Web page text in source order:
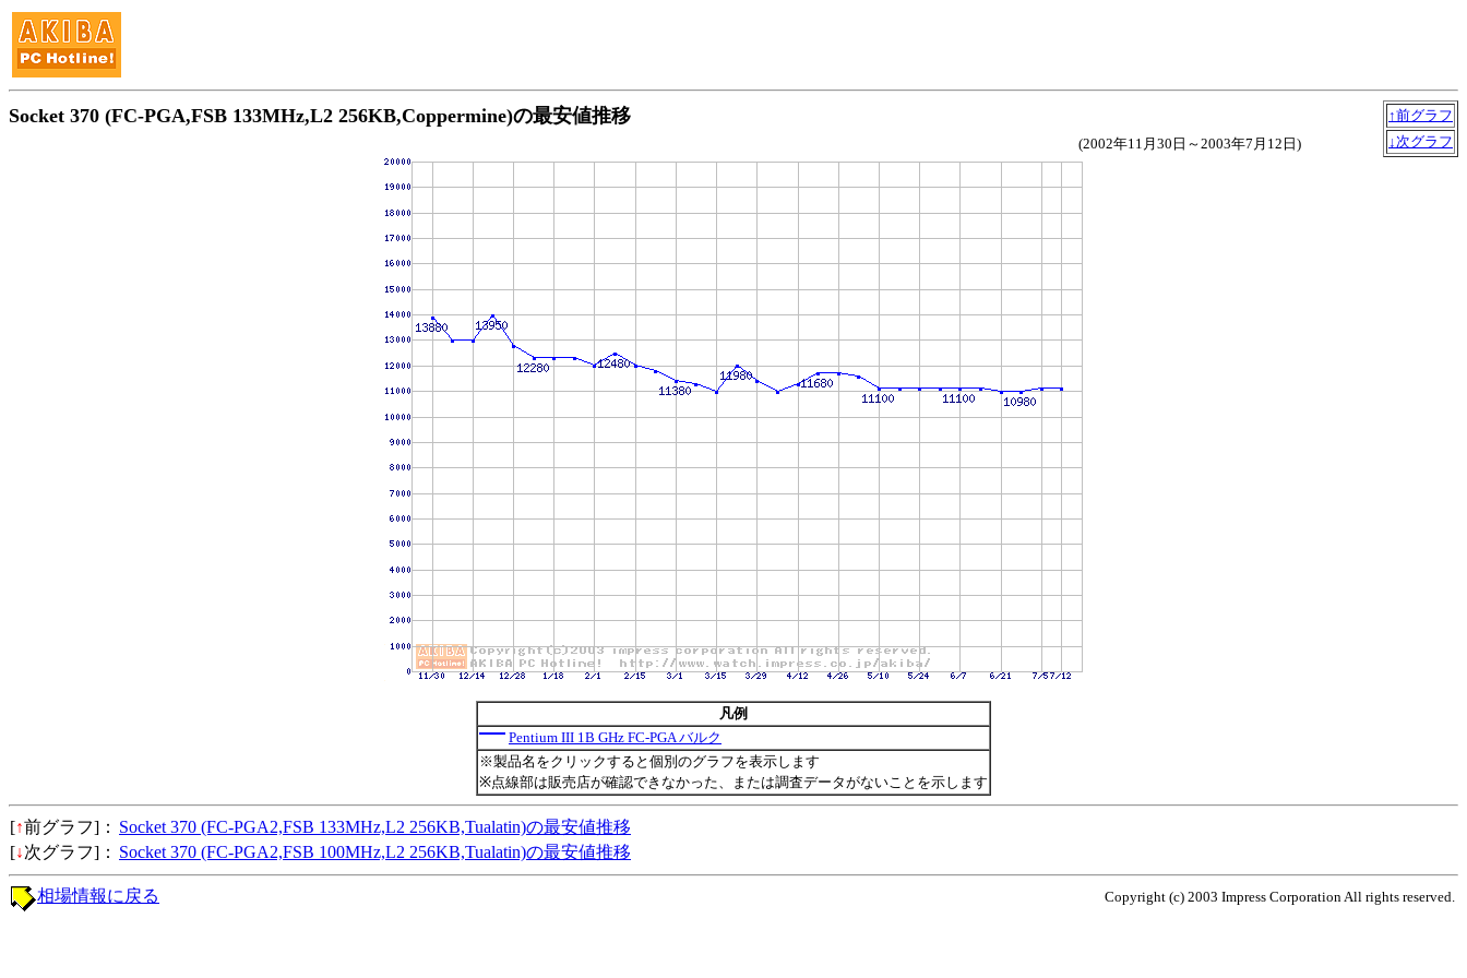
Socket 370 (FC-PGA,FSB 133MHz,L2 256KB,Coppermine)の最安値推移
↑前グラフ
↓次グラフ
(2002年11月30日～2003年7月12日)
凡例
Pentium III 1B GHz FC-PGA バルク
※製品名をクリックすると個別のグラフを表示します
※点線部は販売店が確認できなかった、または調査データがないことを示します
[↑前グラフ]： Socket 370 (FC-PGA2,FSB 133MHz,L2 256KB,Tualatin)の最安値推移
[↓次グラフ]： Socket 370 (FC-PGA2,FSB 100MHz,L2 256KB,Tualatin)の最安値推移
Copyright (c) 2003 Impress Corporation All rights reserved.
相場情報に戻る